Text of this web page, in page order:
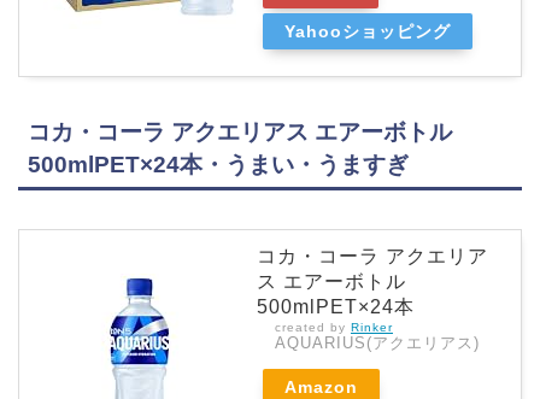
Yahooショッピング
コカ・コーラ アクエリアス エアーボトル
500mlPET×24本・うまい・うますぎ
コカ・コーラ アクエリア
ス エアーボトル
500mlPET×24本
created by Rinker
AQUARIUS(アクエリアス)
Amazon